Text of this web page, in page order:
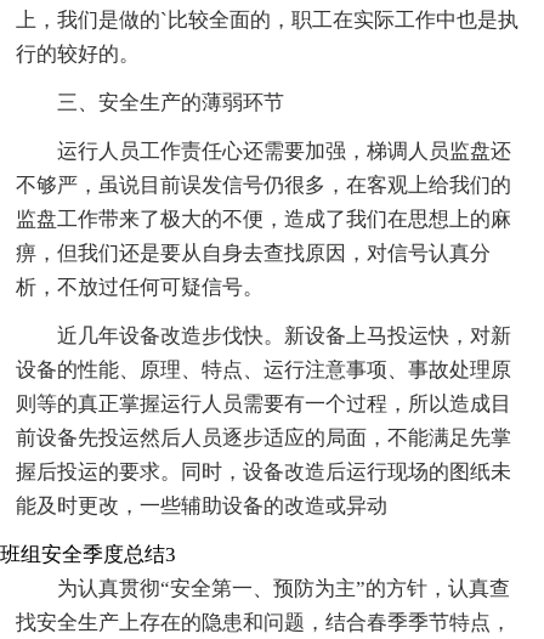
上，我们是做的`比较全面的，职工在实际工作中也是执
行的较好的。
三、安全生产的薄弱环节
运行人员工作责任心还需要加强，梯调人员监盘还
不够严，虽说目前误发信号仍很多，在客观上给我们的
监盘工作带来了极大的不便，造成了我们在思想上的麻
痹，但我们还是要从自身去查找原因，对信号认真分
析，不放过任何可疑信号。
近几年设备改造步伐快。新设备上马投运快，对新
设备的性能、原理、特点、运行注意事项、事故处理原
则等的真正掌握运行人员需要有一个过程，所以造成目
前设备先投运然后人员逐步适应的局面，不能满足先掌
握后投运的要求。同时，设备改造后运行现场的图纸未
能及时更改，一些辅助设备的改造或异动
班组安全季度总结3
为认真贯彻“安全第一、预防为主”的方针，认真查
找安全生产上存在的隐患和问题，结合春季季节特点，